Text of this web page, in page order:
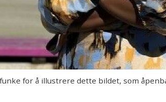
funke for å illustrere dette bildet, som